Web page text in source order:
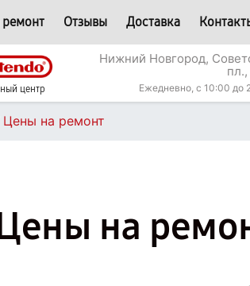
Отзывы Доставка
центр
Нижний Новгород,
пл.,
Ежедневно, с 10:00 до
Цены на ремонт
на